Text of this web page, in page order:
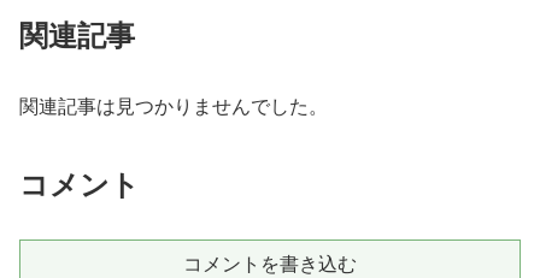
関連記事
関連記事は見つかりませんでした。
コメント
コメントを書き込む